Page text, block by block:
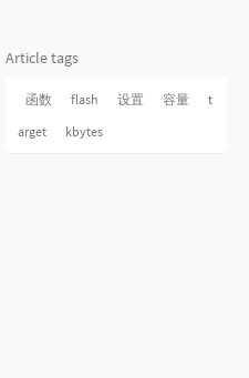
Article tags
函数 flash 设置 容量
t
arget
kbytes